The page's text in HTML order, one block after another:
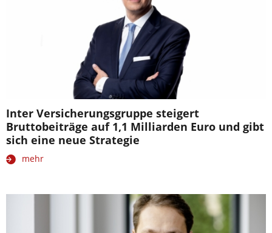
Inter Versicherungsgruppe steigert
Bruttobeiträge auf 1,1 Milliarden Euro und gibt
sich eine neue Strategie
mehr